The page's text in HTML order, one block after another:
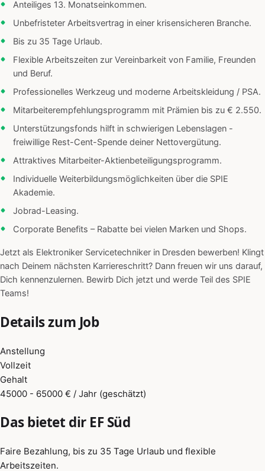
Anteiliges 13. Monatseinkommen.
Unbefristeter Arbeitsvertrag in einer krisensicheren Branche.
Bis zu 35 Tage Urlaub.
Flexible Arbeitszeiten zur Vereinbarkeit von Familie, Freunden
und Beruf.
Professionelles Werkzeug und moderne Arbeitskleidung / PSA.
Mitarbeiterempfehlungsprogramm mit Prämien bis zu € 2.550.
Unterstützungsfonds hilft in schwierigen Lebenslagen -
freiwillige Rest-Cent-Spende deiner Nettovergütung.
Attraktives Mitarbeiter-Aktienbeteiligungsprogramm.
Individuelle Weiterbildungsmöglichkeiten über die SPIE
Akademie.
Jobrad-Leasing.
Corporate Benefits – Rabatte bei vielen Marken und Shops.
Jetzt als Elektroniker Servicetechniker in Dresden bewerben! Klingt
nach Deinem nächsten Karriereschritt? Dann freuen wir uns darauf,
Dich kennenzulernen. Bewirb Dich jetzt und werde Teil des SPIE
Teams!
Details zum Job
Anstellung
Vollzeit
Gehalt
45000 - 65000 € / Jahr (geschätzt)
Das bietet dir EF Süd
Faire Bezahlung, bis zu 35 Tage Urlaub und flexible
Arbeitszeiten.